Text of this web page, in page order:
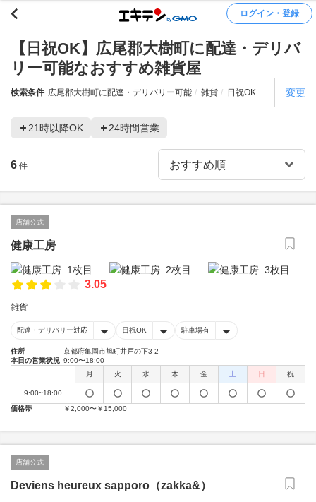
ログイン・登録
【日祝OK】広尾郡大樹町に配達・デリバ
リー可能なおすすめ雑貨屋
検索条件 広尾郡大樹町に配達・デリバリー可能 雑貨 日祝OK 変更
21時以降OK 24時間営業
6 件
店舗公式
健康工房
3.05
雑貨
配達・デリバリー対応 日祝OK 駐車場有
住所
京都府亀岡市旭町井戸の下3-2
本日の営業状況 9:00〜18:00
月
火 水 木 金 土 日 祝
9:00~18:00
価格帯
￥2,000〜￥15,000
店舗公式
Deviens heureux sapporo（zakka&）